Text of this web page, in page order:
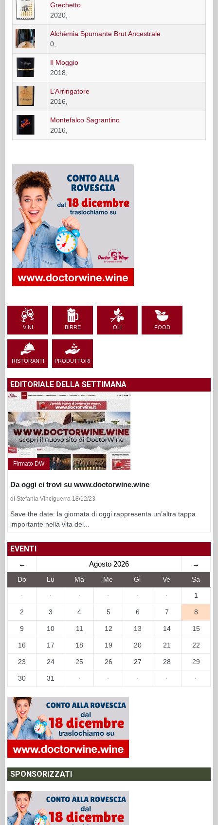
Grechetto
2020,
Alchèmia Spumante Brut Ancestrale
0,
Il Moggio
2018,
L’Arringatore
2016,
Montefalco Sagrantino
2016,
VINI BIRRE OLI FOOD
RISTORANTI PRODUTTORI
EDITORIALE DELLA SETTIMANA
Firmato DW
Da oggi ci trovi su www.doctorwine.wine
di Stefania Vinciguerra 18/12/23
Save the date: la giornata di oggi rappresenta un’altra tappa
importante nella vita del...
EVENTI
← Agosto 2026 →
Do Lu Ma Me Gi Ve Sa
· · · · · · 1
2 3 4 5 6 7 8
9 10 11 12 13 14 15
16 17 18 19 20 21 22
23 24 25 26 27 28 29
30 31 · · · · ·
SPONSORIZZATI